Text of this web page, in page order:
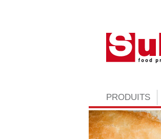
PRODUITS